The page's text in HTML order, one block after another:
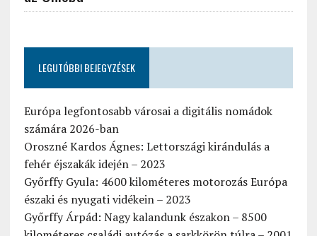
LEGUTÓBBI BEJEGYZÉSEK
Európa legfontosabb városai a digitális nomádok
számára 2026-ban
Oroszné Kardos Ágnes: Lettországi kirándulás a
fehér éjszakák idején – 2023
Győrffy Gyula: 4600 kilométeres motorozás Európa
északi és nyugati vidékein – 2023
Győrffy Árpád: Nagy kalandunk északon – 8500